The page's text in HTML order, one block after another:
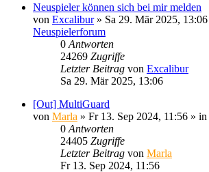
Neuspieler können sich bei mir melden
von Excalibur» Sa 29. Mär 2025, 13:06
Neuspielerforum
0 Antworten
24269 Zugriffe
Letzter Beitrag von Excalibur
Sa 29. Mär 2025, 13:06
[Out] MultiGuard
von Marla » Fr 13. Sep 2024, 11:56 » in
0 Antworten
24405 Zugriffe
Letzter Beitrag von Marla
Fr 13. Sep 2024, 11:56